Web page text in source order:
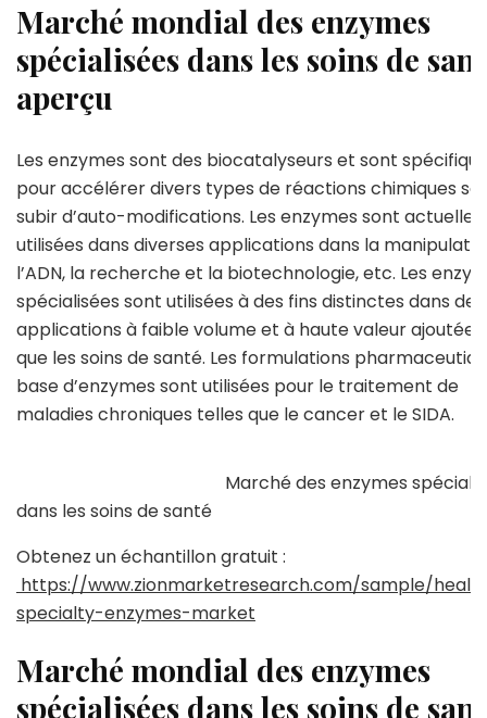
Marché mondial des enzymes
spécialisées dans les soins de
aperçu
Les enzymes sont des biocatalyseurs et sont
pour accélérer divers types de réactions chimiques
subir d’auto-modifications. Les enzymes sont
utilisées dans diverses applications dans la
l’ADN, la recherche et la biotechnologie, etc. Les
spécialisées sont utilisées à des fins distinctes dans des
applications à faible volume et à haute valeur ajoutée
que les soins de santé. Les formulations
base d’enzymes sont utilisées pour le traitement de
maladies chroniques telles que le cancer et le SIDA.
Marché des enzymes
dans les soins de santé
Obtenez un échantillon gratuit :
https://www.zionmarketresearch.com/sample/
specialty-enzymes-market
Marché mondial des enzymes
spécialisées dans les soins de